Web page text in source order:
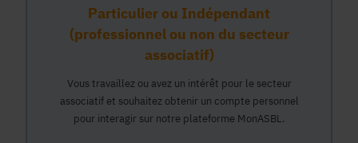
Particulier ou Indépendant
(professionnel ou non du secteur
associatif)
Vous travaillez ou avez un intérêt pour le secteur
associatif et souhaitez obtenir un compte personnel
pour interagir sur notre plateforme MonASBL.